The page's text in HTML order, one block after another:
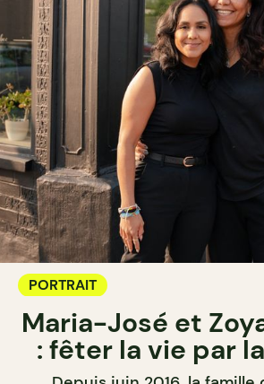
PORTRAIT
Maria-José et
: fêter la vie par